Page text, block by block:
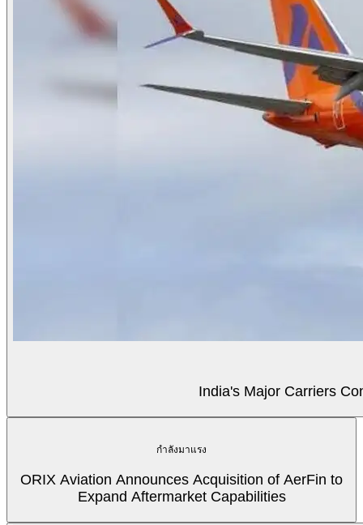
India's Major Carriers
กำลังมาแรง
ORIX Aviation Announces Acquisition of AerFin to
Expand Aftermarket Capabilities